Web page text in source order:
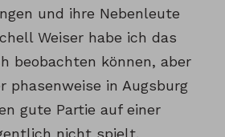
und ihre Nebenleute
Weiser habe ich das
beobachten können, aber
phasenweise in Augsburg
gute Partie auf einer
nicht spielt.